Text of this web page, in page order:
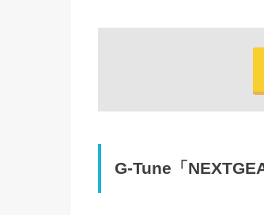
G-Tune「